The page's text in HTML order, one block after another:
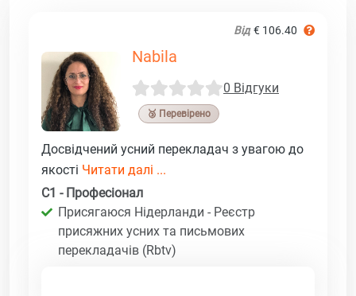
Від € 106.40
Nabila
0 Відгуки
🥉 Перевірено
Досвідчений усний перекладач з увагою до
якості Читати далі ...
C1 - Професіонал
Присягаюся Нідерланди - Реєстр
присяжних усних та письмових
перекладачів (Rbtv)